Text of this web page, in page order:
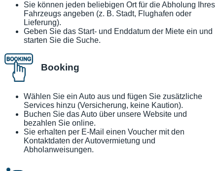
Sie können jeden beliebigen Ort für die Abholung Ihres
Fahrzeugs angeben (z. B. Stadt, Flughafen oder
Lieferung).
Geben Sie das Start- und Enddatum der Miete ein und
starten Sie die Suche.
Booking
Wählen Sie ein Auto aus und fügen Sie zusätzliche
Services hinzu (Versicherung, keine Kaution).
Buchen Sie das Auto über unsere Website und
bezahlen Sie online.
Sie erhalten per E-Mail einen Voucher mit den
Kontaktdaten der Autovermietung und
Abholanweisungen.